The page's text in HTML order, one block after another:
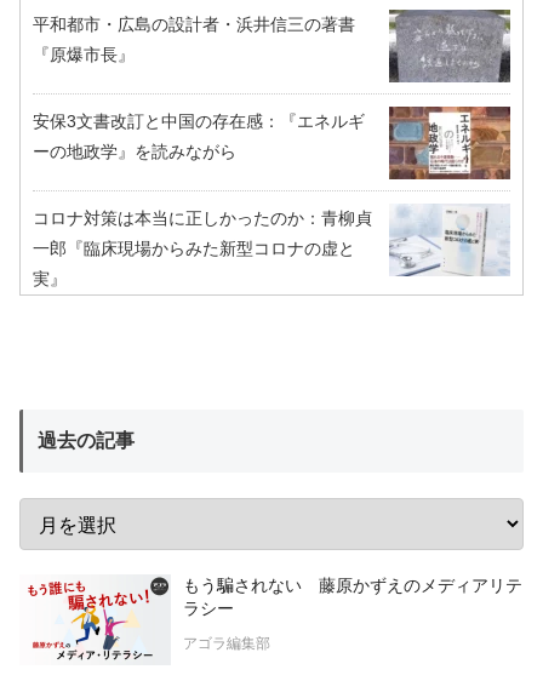
平和都市・広島の設計者・浜井信三の著書
『原爆市長』
安保3文書改訂と中国の存在感：『エネルギ
ーの地政学』を読みながら
コロナ対策は本当に正しかったのか：青柳貞
一郎『臨床現場からみた新型コロナの虚と
実』
過去の記事
もう騙されない 藤原かずえのメディアリテ
ラシー
アゴラ編集部